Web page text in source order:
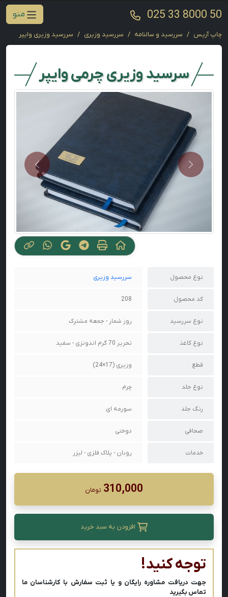
025 33 8000 50 منو
چاپ آریس سررسید و سالنامه سررسید وزیری سررسید وزیری وایپر
سرسید وزیری چرمی وایپر
Previous
Next
نوع محصول سررسید وزیری
کد محصول 208
نوع سررسید روز شمار - جمعه مشترک
نوع کاغذ تحریر 70 گرم اندونزی - سفید
قطع وزیری (17×24)
نوع جلد چرم
رنگ جلد سورمه ای
صحافی دوختی
خدمات روبان - پلاک فلزی - لیزر
310,000 تومان
افزودن به سبد خرید
توجه کنید!
جهت دریافت مشاوره رایگان و یا ثبت سفارش با کارشناسان ما
تماس بگیرید